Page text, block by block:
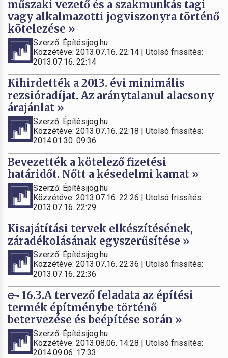
műszaki vezető és a szakmunkás tagi
vagy alkalmazotti jogviszonyra történő
kötelezése »
Szerző: Építésijog.hu
Közzétéve: 2013.07.16. 22:14 | Utolsó frissítés:
2013.07.16. 22:14
Kihirdették a 2013. évi minimális
rezsióradíjat. Az aránytalanul alacsony
árajánlat »
Szerző: Építésijog.hu
Közzétéve: 2013.07.16. 22:18 | Utolsó frissítés:
2014.01.30. 09:36
Bevezették a kötelező fizetési
határidőt. Nőtt a késedelmi kamat »
Szerző: Építésijog.hu
Közzétéve: 2013.07.16. 22:26 | Utolsó frissítés:
2013.07.16. 22:29
Kisajátítási tervek elkészítésének,
záradékolásának egyszerűsítése »
Szerző: Építésijog.hu
Közzétéve: 2013.07.16. 22:36 | Utolsó frissítés:
2013.07.16. 22:36
16.3.A tervező feladata az építési
termék építménybe történő
betervezése és beépítése során »
Szerző: Építésijog.hu
Közzétéve: 2013.08.06. 14:28 | Utolsó frissítés:
2014.09.06. 17:33